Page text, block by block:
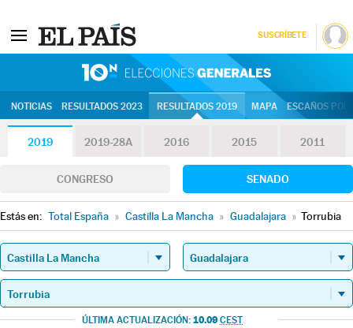
SUSCRÍBETE
NOTICIAS RESULTADOS 2023 RESULTADOS 2019 MAPA ESCAÑOS
2019 2019-28A 2016 2015 2011
CONGRESO SENADO
Estás en: Total España » Castilla La Mancha » Guadalajara » Torrubia
ÚLTIMA ACTUALIZACIÓN: 10.09 CEST